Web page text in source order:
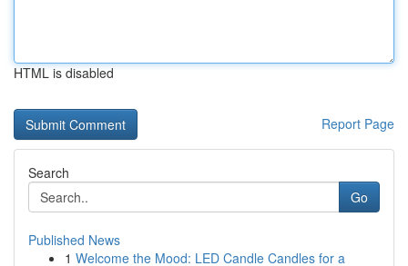
HTML is disabled
Report Page
Search
Go
Published News
1 Welcome the Mood: LED Candle Candles for a